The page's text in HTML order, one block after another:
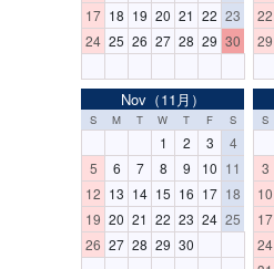
17 18 19 20 21 22 23
24 25 26 27 28 29 30
22
29
Nov（11月）
S M T W T F S
1 2 3
4
5
6 7 8 9 10 11
12 13 14 15 16 17 18
19 20 21 22 23 24 25
26 27 28 29 30
S
3
10
17
24